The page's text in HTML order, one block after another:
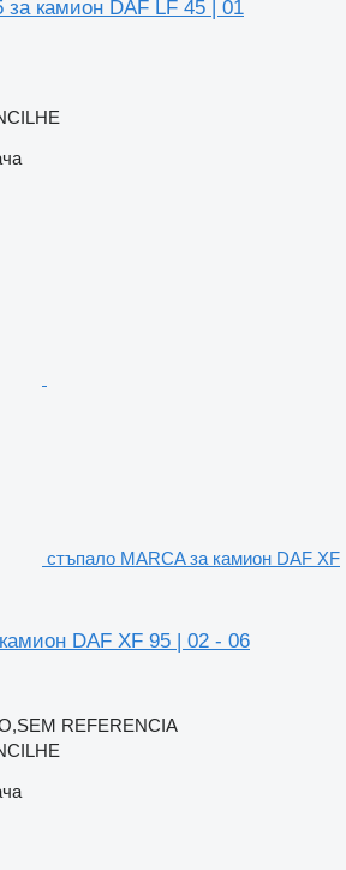
за камион DAF LF 45 | 01
стъпало MARCA за камион DAF XF
DAF XF 95 | 02 - 06
REFERENCIA